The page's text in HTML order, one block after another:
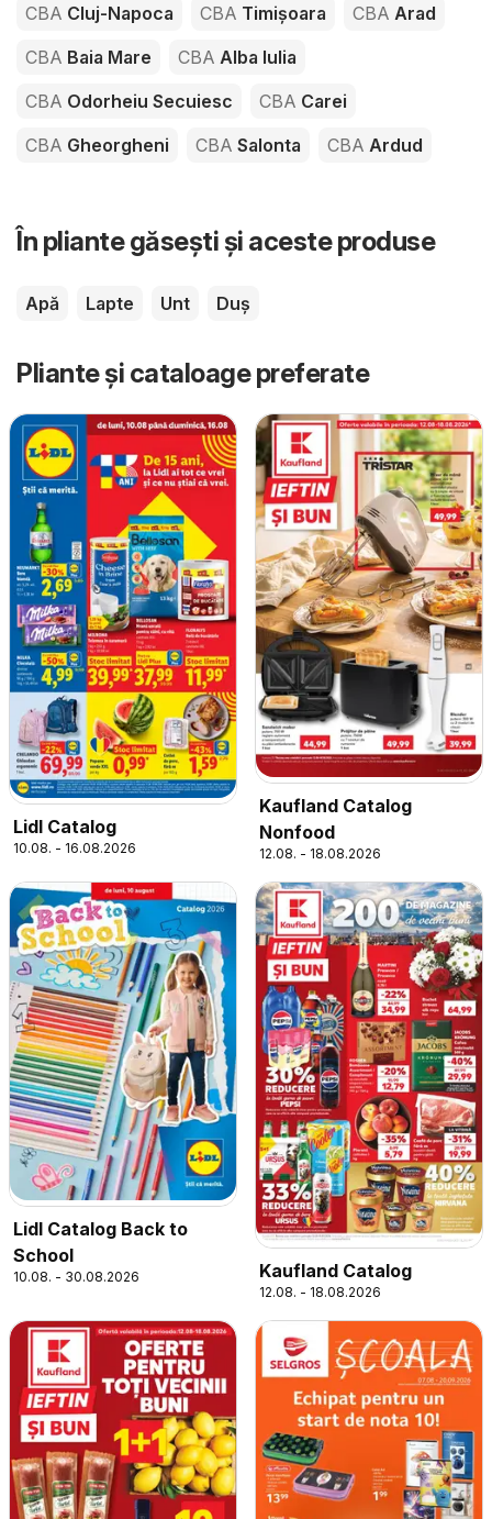
CBA Cluj-Napoca CBA Timișoara CBA Arad
CBA Baia Mare CBA Alba Iulia
CBA Odorheiu Secuiesc CBA Carei
CBA Gheorgheni CBA Salonta CBA Ardud
În pliante găsești și aceste produse
Apă Lapte Unt Duș
Pliante și cataloage preferate
Lidl Catalog
10.08. - 16.08.2026
Kaufland Catalog
Nonfood
12.08. - 18.08.2026
Lidl Catalog Back to
School
10.08. - 30.08.2026 Kaufland Catalog
12.08. - 18.08.2026